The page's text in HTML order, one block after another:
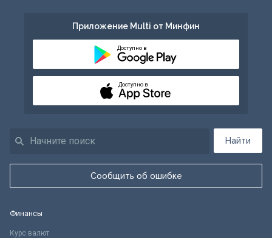
Найти
Сообщить об ошибке
Приложение Multi от Минфин
Доступно в
Доступно в
Финансы
Курс валют